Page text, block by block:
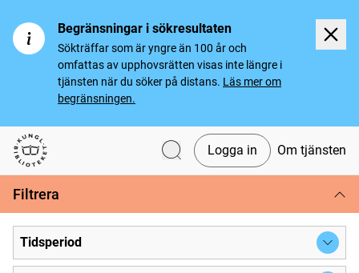
Begränsningar i sökresultaten
Sökträffar som är yngre än 100 år och
omfattas av upphovsrätten visas inte längre i
tjänsten när du söker på distans. Läs mer om
begränsningen.
Svenska tidningar
Logga in Om tjänsten
Filtrera
Tidsperiod